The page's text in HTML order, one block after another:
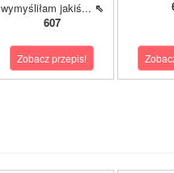
wymyśliłam jakiś... ⇖
607
Zobacz przepis!